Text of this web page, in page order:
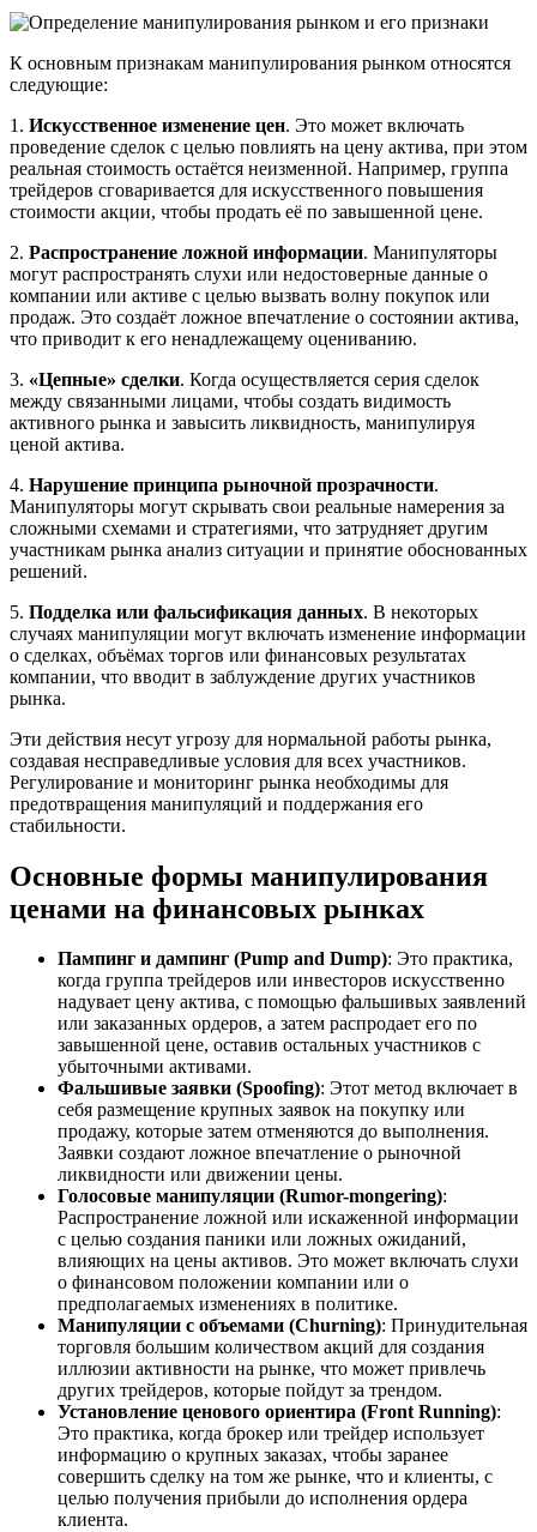
К основным признакам манипулирования рынком относятся
следующие:
1. Искусственное изменение цен. Это может включать
проведение сделок с целью повлиять на цену актива, при этом
реальная стоимость остаётся неизменной. Например, группа
трейдеров сговаривается для искусственного повышения
стоимости акции, чтобы продать её по завышенной цене.
2. Распространение ложной информации. Манипуляторы
могут распространять слухи или недостоверные данные о
компании или активе с целью вызвать волну покупок или
продаж. Это создаёт ложное впечатление о состоянии актива,
что приводит к его ненадлежащему оцениванию.
3. «Цепные» сделки. Когда осуществляется серия сделок
между связанными лицами, чтобы создать видимость
активного рынка и завысить ликвидность, манипулируя
ценой актива.
4. Нарушение принципа рыночной прозрачности.
Манипуляторы могут скрывать свои реальные намерения за
сложными схемами и стратегиями, что затрудняет другим
участникам рынка анализ ситуации и принятие обоснованных
решений.
5. Подделка или фальсификация данных. В некоторых
случаях манипуляции могут включать изменение информации
о сделках, объёмах торгов или финансовых результатах
компании, что вводит в заблуждение других участников
рынка.
Эти действия несут угрозу для нормальной работы рынка,
создавая несправедливые условия для всех участников.
Регулирование и мониторинг рынка необходимы для
предотвращения манипуляций и поддержания его
стабильности.
Основные формы манипулирования
ценами на финансовых рынках
Пампинг и дампинг (Pump and Dump): Это практика,
когда группа трейдеров или инвесторов искусственно
надувает цену актива, с помощью фальшивых заявлений
или заказанных ордеров, а затем распродает его по
завышенной цене, оставив остальных участников с
убыточными активами.
Фальшивые заявки (Spoofing): Этот метод включает в
себя размещение крупных заявок на покупку или
продажу, которые затем отменяются до выполнения.
Заявки создают ложное впечатление о рыночной
ликвидности или движении цены.
Голосовые манипуляции (Rumor-mongering):
Распространение ложной или искаженной информации
с целью создания паники или ложных ожиданий,
влияющих на цены активов. Это может включать слухи
о финансовом положении компании или о
предполагаемых изменениях в политике.
Манипуляции с объемами (Churning): Принудительная
торговля большим количеством акций для создания
иллюзии активности на рынке, что может привлечь
других трейдеров, которые пойдут за трендом.
Установление ценового ориентира (Front Running):
Это практика, когда брокер или трейдер использует
информацию о крупных заказах, чтобы заранее
совершить сделку на том же рынке, что и клиенты, с
целью получения прибыли до исполнения ордера
клиента.